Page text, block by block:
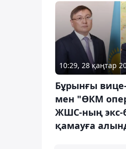
10:29, 28 қаңтар
Бұрынғы
мен "ӨКМ
ЖШС-ның экс-
қамауға